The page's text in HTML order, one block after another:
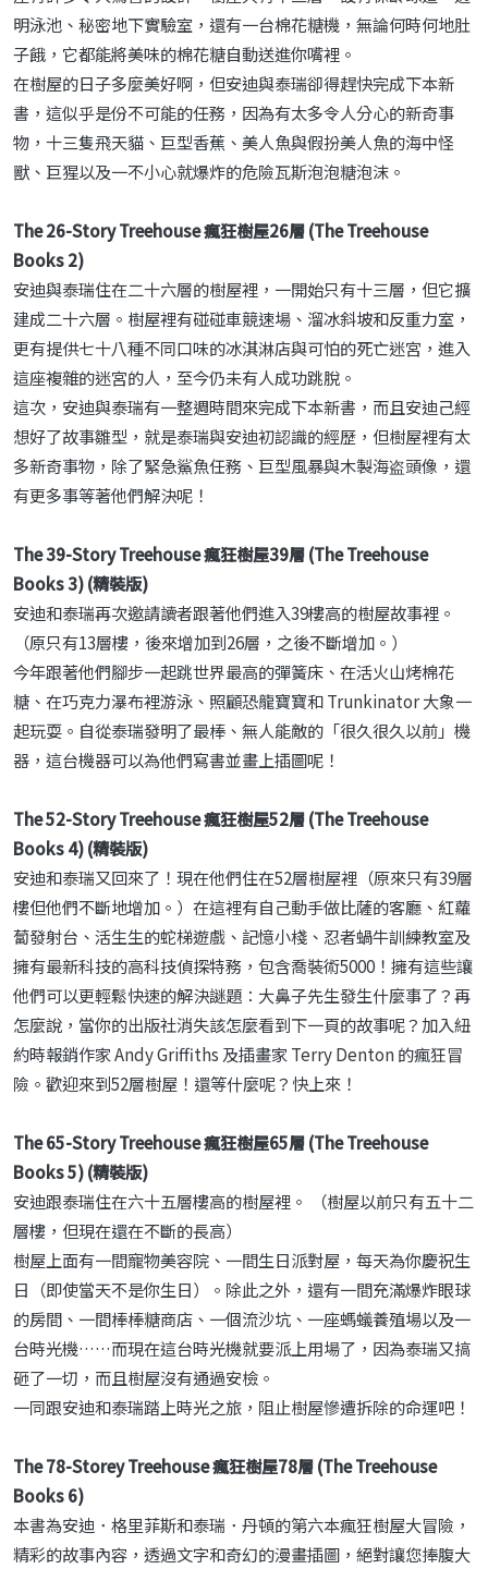
明泳池、秘密地下實驗室，還有一台棉花糖機，無論何時何地肚
子餓，它都能將美味的棉花糖自動送進你嘴裡。
在樹屋的日子多麼美好啊，但安迪與泰瑞卻得趕快完成下本新
書，這似乎是份不可能的任務，因為有太多令人分心的新奇事
物，十三隻飛天貓、巨型香蕉、美人魚與假扮美人魚的海中怪
獸、巨猩以及一不小心就爆炸的危險瓦斯泡泡糖泡沫。
The 26-Story Treehouse 瘋狂樹屋26層 (The Treehouse
Books 2)
安迪與泰瑞住在二十六層的樹屋裡，一開始只有十三層，但它擴
建成二十六層。樹屋裡有碰碰車競速場、溜冰斜坡和反重力室，
更有提供七十八種不同口味的冰淇淋店與可怕的死亡迷宮，進入
這座複雜的迷宮的人，至今仍未有人成功跳脫。
這次，安迪與泰瑞有一整週時間來完成下本新書，而且安迪己經
想好了故事雛型，就是泰瑞與安迪初認識的經歷，但樹屋裡有太
多新奇事物，除了緊急鯊魚任務、巨型風暴與木製海盗頭像，還
有更多事等著他們解決呢！
The 39-Story Treehouse 瘋狂樹屋39層 (The Treehouse
Books 3) (精裝版)
安迪和泰瑞再次邀請讀者跟著他們進入39樓高的樹屋故事裡。
（原只有13層樓，後來增加到26層，之後不斷增加。）
今年跟著他們腳步一起跳世界最高的彈簧床、在活火山烤棉花
糖、在巧克力瀑布裡游泳、照顧恐龍寶寶和 Trunkinator 大象一
起玩耍。自從泰瑞發明了最棒、無人能敵的「很久很久以前」機
器，這台機器可以為他們寫書並畫上插圖呢！
The 52-Story Treehouse 瘋狂樹屋52層 (The Treehouse
Books 4) (精裝版)
安迪和泰瑞又回來了！現在他們住在52層樹屋裡（原來只有39層
樓但他們不斷地增加。）在這裡有自己動手做比薩的客廳、紅蘿
蔔發射台、活生生的蛇梯遊戲、記憶小棧、忍者蝸牛訓練教室及
擁有最新科技的高科技偵探特務，包含喬裝術5000！擁有這些讓
他們可以更輕鬆快速的解決謎題：大鼻子先生發生什麼事了？再
怎麼說，當你的出版社消失該怎麼看到下一頁的故事呢？加入紐
約時報銷作家 Andy Griffiths 及插畫家 Terry Denton 的瘋狂冒
險。歡迎來到52層樹屋！還等什麼呢？快上來！
The 65-Story Treehouse 瘋狂樹屋65層 (The Treehouse
Books 5) (精裝版)
安迪跟泰瑞住在六十五層樓高的樹屋裡。 （樹屋以前只有五十二
層樓，但現在還在不斷的長高）
樹屋上面有一間寵物美容院、一間生日派對屋，每天為你慶祝生
日（即使當天不是你生日）。除此之外，還有一間充滿爆炸眼球
的房間、一間棒棒糖商店、一個流沙坑、一座螞蟻養殖場以及一
台時光機……而現在這台時光機就要派上用場了，因為泰瑞又搞
砸了一切，而且樹屋沒有通過安檢。
一同跟安迪和泰瑞踏上時光之旅，阻止樹屋慘遭拆除的命運吧！
The 78-Storey Treehouse 瘋狂樹屋78層 (The Treehouse
Books 6)
本書為安迪．格里菲斯和泰瑞．丹頓的第六本瘋狂樹屋大冒險，
精彩的故事內容，透過文字和奇幻的漫畫插圖，絕對讓您捧腹大